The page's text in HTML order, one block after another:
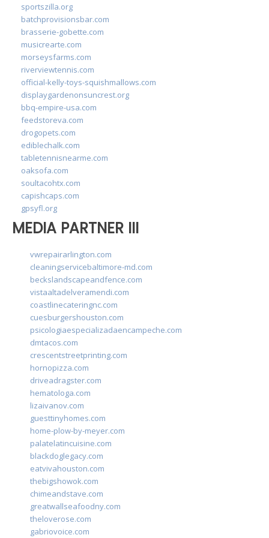
sportszilla.org
batchprovisionsbar.com
brasserie-gobette.com
musicrearte.com
morseysfarms.com
riverviewtennis.com
official-kelly-toys-squishmallows.com
displaygardenonsuncrest.org
bbq-empire-usa.com
feedstoreva.com
drogopets.com
ediblechalk.com
tabletennisnearme.com
oaksofa.com
soultacohtx.com
capishcaps.com
gpsyfl.org
MEDIA PARTNER III
vwrepairarlington.com
cleaningservicebaltimore-md.com
beckslandscapeandfence.com
vistaaltadelveramendi.com
coastlinecateringnc.com
cuesburgershouston.com
psicologiaespecializadaencampeche.com
dmtacos.com
crescentstreetprinting.com
hornopizza.com
driveadragster.com
hematologa.com
lizaivanov.com
guesttinyhomes.com
home-plow-by-meyer.com
palatelatincuisine.com
blackdoglegacy.com
eatvivahouston.com
thebigshowok.com
chimeandstave.com
greatwallseafoodny.com
theloverose.com
gabriovoice.com